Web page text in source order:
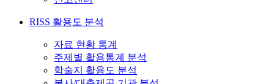
RISS 활용도 분석
자료 현황 통계
주제별 활용통계 분석
학술지 활용도 분석